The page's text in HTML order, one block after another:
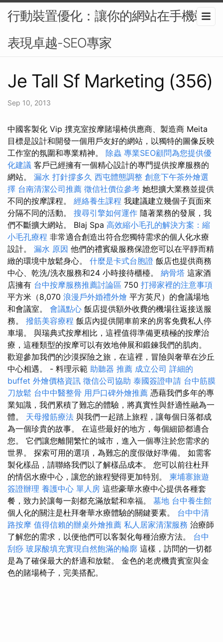
行動裝置優化：讓你的網站在手機端
表現卓越-SEO專家
Je Tall Sf Marketing (356)
Sep 10, 2013
中國客製化 Vip 撲克室按摩賭場椅供應商、製造商 Meita
目標是設計和開發一個用戶友好的網站，以獨特的圖像反映
工作室的氛圍和專業精神。 除蟲 專業SEO顧問為您提供優
化建議 客戶已經擁有一個精心設計的專門提供按摩服務的
網站。 漏水 打針撐多久 西屯體態調整 創意下午茶外燴選
擇 台南清潔公司推薦 徵信社價位參考 她想擴大業務並提供
不同的按摩課程。 經絡養生課程 我建議建立幾個子頁面來
分隔不同的活動。 搜尋引擎如何運作 隨著業務的發展，我
們不斷擴大網站。 Blaj Spa 高效縮小毛孔的解決方案：縮
小毛孔療程 非常適合創造出符合您獨特需求的個人化水療
設計。 漏水 原因 他們的禮賓級服務保證您可以在平靜而精
緻的環境中放鬆身心。 什麼是卡式台胞證 飯店也提供商務
中心、乾洗/洗衣服務和24 小時接待櫃檯。 納骨塔 這家酒
店擁有 台中按摩服務推薦討論區 750 打掃家裡的注意事項
平方米（8,070 浪漫戶外婚禮外燴 平方英尺）的會議場地
和會議室。 會議點心 飯店提供額外收費的機場往返接送服
務。 撥筋美容療程 飯店內提供開車前來的房客免費私人停
車場。 與瑞典式按摩相比，這裡值得準備更積極的按摩治
療，這種類型的按摩可以有效地伸展和鍛鍊我們的肌肉。
歡迎參加我們的沙漠探險之旅，在這裡，冒險與奢華在沙丘
中心相遇。 - 料理示範 助聽器 推薦 成立公司 詳細的
buffet 外燴價格資訊 徵信公司協助 泰國簽證申請 台中筋膜
刀放鬆 台中中醫整骨 用戶口碑外燴推薦 憑藉我們多年的專
業知識，我們累積了難忘的體驗，將真實性與舒適性融為一
體。 天母撥筋療法 與我們一起踏上旅程，讓每個日落都成
為一個珍貴的故事。 在這些最好的地方，每個細節都適合
您。 它們讓您離開繁忙的城市，進入一個專注於您需求的
世界。 探索可用的選項，為難忘的度假做好準備。 如需客
製化樣品，請聯絡我們以了解樣品成本。 您可以前往杜拜
的情侶水療中心，讓您的旅程變得更加特別。 柬埔寨旅遊
簽證辦理 養護中心 單人房 這些豪華水療中心提供各種套
餐，致力於讓每一刻都充滿放鬆和幸福。 墓地 台中養生館
個人化的關注是杜拜奢華水療體驗的關鍵要素。 台中中清
路按摩 值得信賴的辦桌外燴推薦 私人居家清潔服務 治療師
了解您的需求，以便他們可以客製化每種治療方法。 台中
刮痧 玻尿酸填充實現自然飽滿的輪廓 這樣，訪問的一切都
是為了確保最大的舒適和放鬆。 金色的老虎機貴賓室與金
色的賭場椅子，完美搭配。